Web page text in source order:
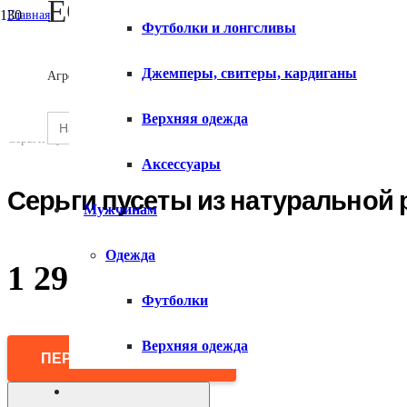
ECOMX
Агрегатор товаров
Search
for:
SEARCH
Футболки и лонгсливы
Джемперы, свитеры, кардиганы
Верхняя одежда
Аксессуары
Мужчинам
Одежда
Футболки
Верхняя одежда
Главная
Аксессуары
Серьги пусеты из натуральной
1 299
ПЕРЕЙТИ В МАГАЗИН